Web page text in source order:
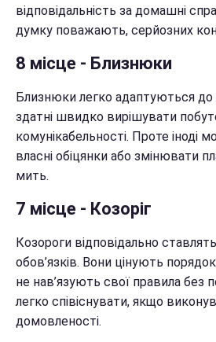
відповідальність за домашні
думку поважають, серйозних
8 місце - Близнюки
Близнюки легко адаптуються
здатні швидко вирішувати
комунікабельності. Проте іноді
власні обіцянки або змінювати
мить.
7 місце - Козоріг
Козороги відповідально
обов’язків. Вони цінують порядок
не нав’язують свої правила без
легко співіснувати, якщо
домовленості.